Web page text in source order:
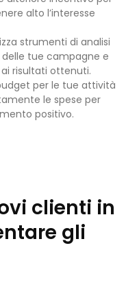
alto l’interesse
strumenti di analisi
tue campagne e
risultati ottenuti.
per le tue attività
le spese per
positivo.
clienti in
gli